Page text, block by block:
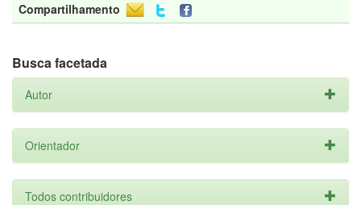
Compartilhamento
Busca facetada
Autor
Orientador
Todos contribuidores